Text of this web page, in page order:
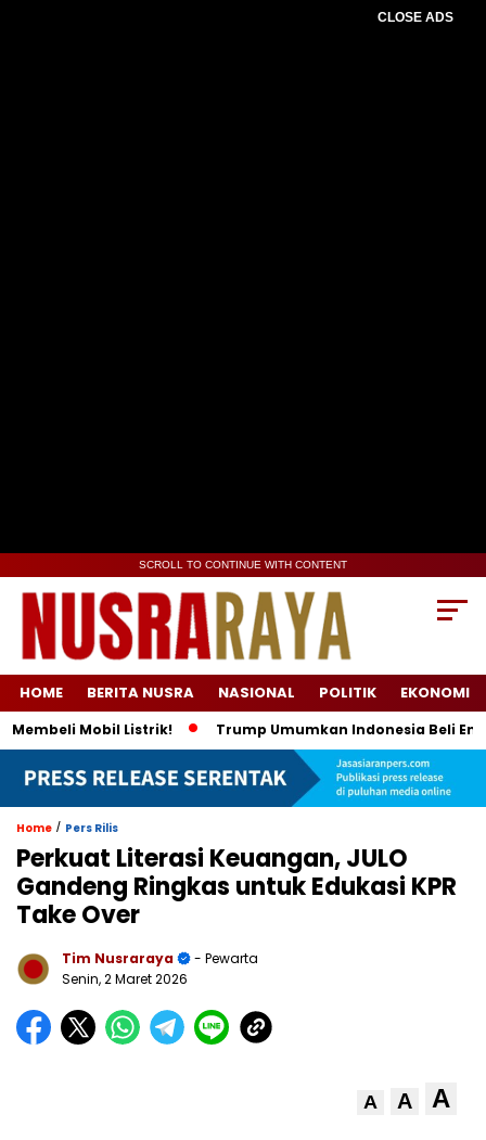
CLOSE ADS
SCROLL TO CONTINUE WITH CONTENT
HOME BERITA NUSRA NASIONAL POLITIK EKONOMI
Mobil Listrik! Trump Umumkan Indonesia Beli Energi &
Home / Pers Rilis
Perkuat Literasi Keuangan, JULO
Gandeng Ringkas untuk Edukasi KPR
Take Over
Tim Nusraraya
- Pewarta
Senin, 2 Maret 2026
A A A